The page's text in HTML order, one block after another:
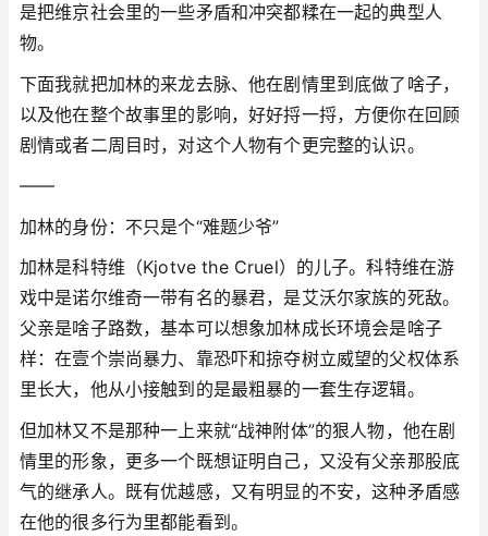
是把维京社会里的一些矛盾和冲突都糅在一起的典型人
物。
下面我就把加林的来龙去脉、他在剧情里到底做了啥子，
以及他在整个故事里的影响，好好捋一捋，方便你在回顾
剧情或者二周目时，对这个人物有个更完整的认识。
——
加林的身份：不只是个“难题少爷”
加林是科特维（Kjotve the Cruel）的儿子。科特维在游
戏中是诺尔维奇一带有名的暴君，是艾沃尔家族的死敌。
父亲是啥子路数，基本可以想象加林成长环境会是啥子
样：在壹个崇尚暴力、靠恐吓和掠夺树立威望的父权体系
里长大，他从小接触到的是最粗暴的一套生存逻辑。
但加林又不是那种一上来就“战神附体”的狠人物，他在剧
情里的形象，更多一个既想证明自己，又没有父亲那股底
气的继承人。既有优越感，又有明显的不安，这种矛盾感
在他的很多行为里都能看到。